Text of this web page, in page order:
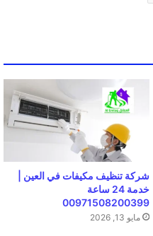
شركة تنظيف مكيفات في العين |
خدمة 24 ساعة
00971508200399
مايو 13, 2026